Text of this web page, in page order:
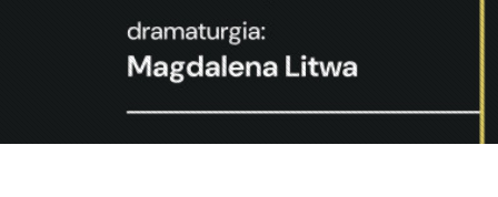
Pakiet szkoleń